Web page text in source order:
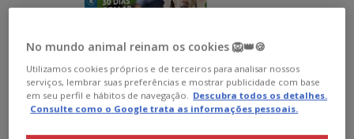
No mundo animal reinam os cookies 🦁👑🍪
Utilizamos cookies próprios e de terceiros para analisar nossos
serviços, lembrar suas preferências e mostrar publicidade com base
em seu perfil e hábitos de navegação. Descubra todos os detalhes.
Consulte como o Google trata as informações pessoais.